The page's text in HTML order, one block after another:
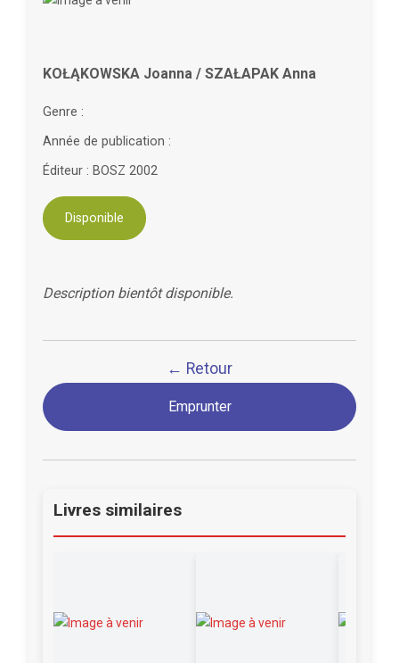
KOŁĄKOWSKA Joanna / SZAŁAPAK Anna
Genre :
Année de publication :
Éditeur : BOSZ 2002
Disponible
Description bientôt disponible.
← Retour
Emprunter
Livres similaires